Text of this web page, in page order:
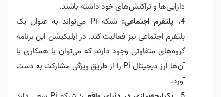
دارایی‌ها و تراکنش‌های خود داشته باشند.
پلتفرم اجتماعی:
شبکه Pi می‌تواند به عنوان یک
پلتفرم اجتماعی نیز فعالیت کند. در اپلیکیشن این برنامه
گروه‌های متفاوتی وجود دارند که می‌توان با همکاری با
آن‌ها ارز دیجیتال Pi را از طریق ویژگی مشارکت به دست
آورد.